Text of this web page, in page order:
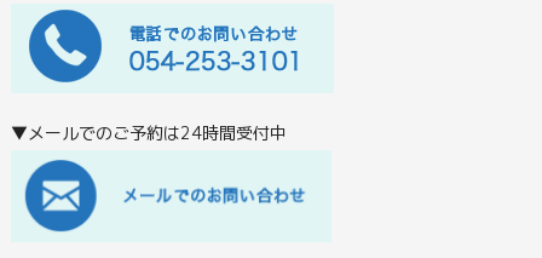
▼メールでのご予約は24時間受付中